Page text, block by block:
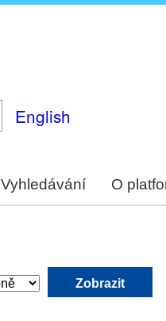
English
Vyhledávání O